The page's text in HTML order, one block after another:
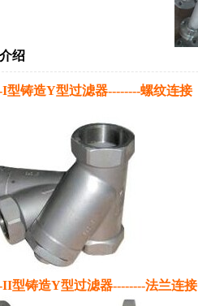
绍
型铸造Y型过滤器--------螺纹连接
型铸造Y型过滤器--------法兰连接